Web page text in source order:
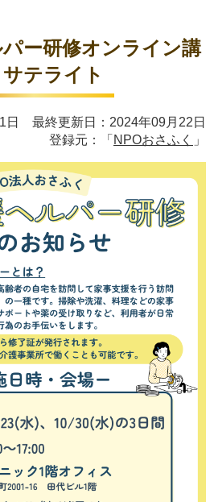
パー研修オンライン講
テライト
日 最終更新日：2024年09月22日
登録元：「 NPOおさふく 」